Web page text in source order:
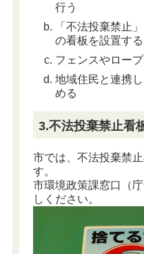
行う
「不法投棄禁止
の看板を設置する
フェンスやロー
地域住民と連携
める
3.不法投棄禁止看
市では、不法投棄禁
す。
市環境政策課窓口（
しください。